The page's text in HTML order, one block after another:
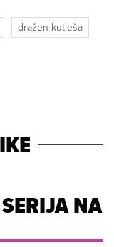
dražen kutleša
NA